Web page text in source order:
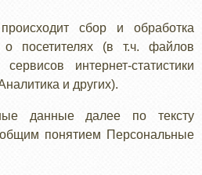
сбор и обработка
посетителях (в т.ч. файлов
интернет-статистики
и других).
данные далее по тексту
понятием Персональные